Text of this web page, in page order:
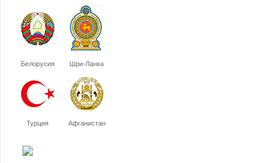
Белорусия Шри-Ланка
Турция Афганистан